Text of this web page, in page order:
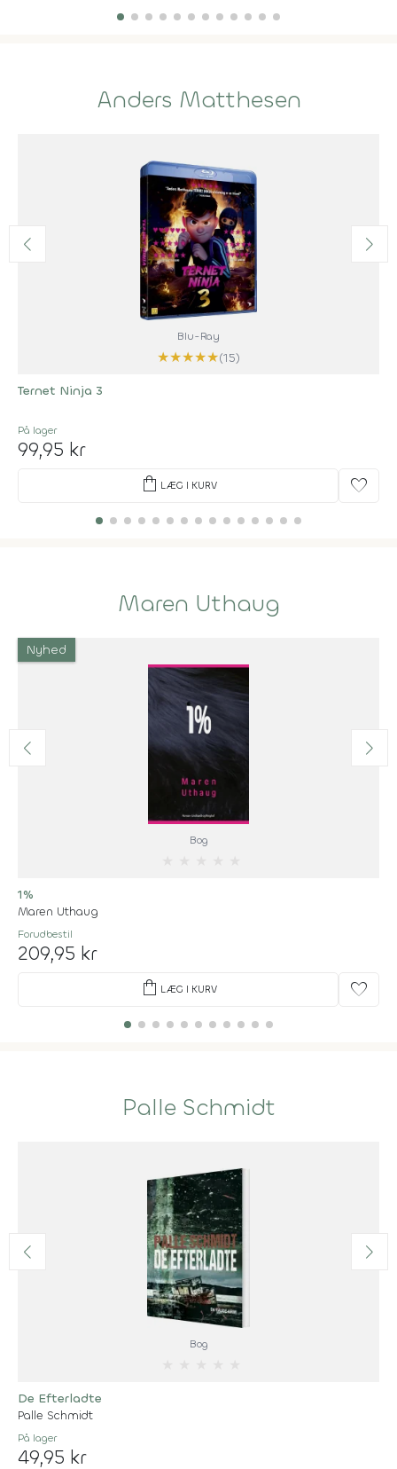
Anders Matthesen
Blu-Ray
★★★★★(15)
Ternet Ninja 3
På lager
99,95 kr
shopping_bag LÆG I KURV favorite
Maren Uthaug
Nyhed
Bog
1%
Maren Uthaug
Forudbestil
209,95 kr
shopping_bag LÆG I KURV favorite
Palle Schmidt
Bog
De Efterladte
Palle Schmidt
På lager
49,95 kr